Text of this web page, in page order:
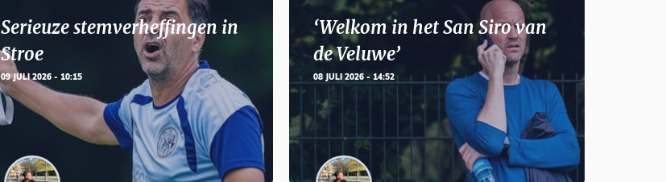
Serieuze stemverheffingen in
Stroe
09 JULI 2026 - 10:15
‘Welkom in het San Siro van
de Veluwe’
08 JULI 2026 - 14:52